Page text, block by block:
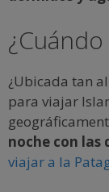
¿Ubicada tan
para viajar
noche con las
viajar a la